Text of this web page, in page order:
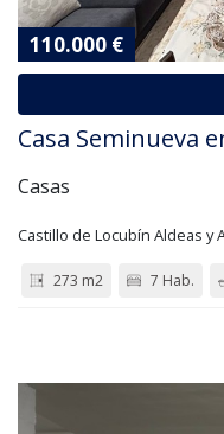
110.000 €
Casa Seminueva
Casas
Castillo de Locubín Aldeas y
273 m2 7 Hab.